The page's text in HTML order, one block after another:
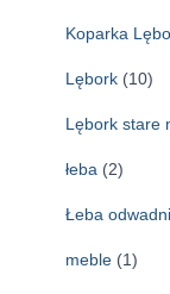
Koparka
Lębork (10)
Lębork stare
łeba (2)
Łeba
meble (1)